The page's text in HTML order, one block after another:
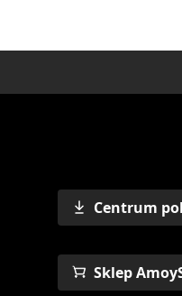
Centrum
Sklep